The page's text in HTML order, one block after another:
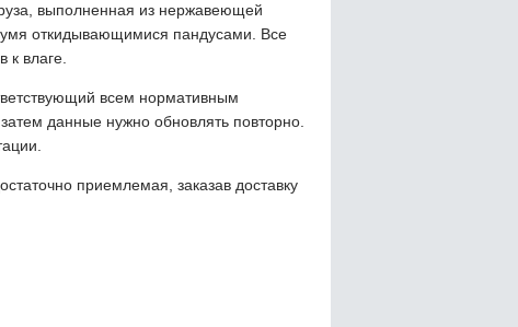
выполненная из нержавеющей
откидывающимися пандусами. Все
к влаге.
всем нормативным
данные нужно обновлять повторно.
приемлемая, заказав доставку